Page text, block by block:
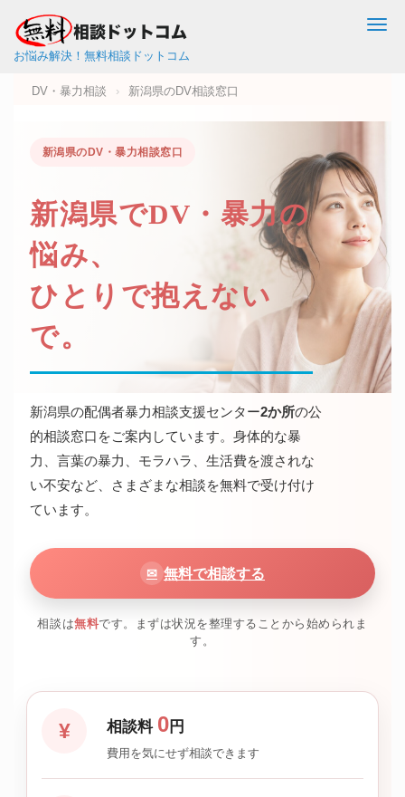
お悩み解決！無料相談ドットコム
DV・暴力相談 › 新潟県のDV相談窓口
新潟県のDV・暴力相談窓口
新潟県でDV・暴力の
悩み、
ひとりで抱えない
で。
新潟県の配偶者暴力相談支援センター2か所の公
的相談窓口をご案内しています。身体的な暴
力、言葉の暴力、モラハラ、生活費を渡されな
い不安など、さまざまな相談を無料で受け付け
ています。
✉ 無料で相談する
相談は無料です。まずは状況を整理することから始められま
す。
¥ 相談料 0円
費用を気にせず相談できます